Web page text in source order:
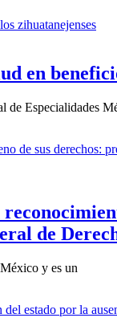
en
Especialidades
de
y es un